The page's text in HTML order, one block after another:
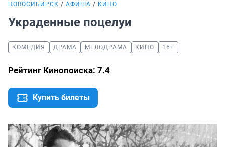
НОВОСИБИРСК АФИША КИНО
Украденные поцелуи
КОМЕДИЯ ДРАМА МЕЛОДРАМА КИНО 16+
Рейтинг Кинопоиска: 7.4
Купить билеты